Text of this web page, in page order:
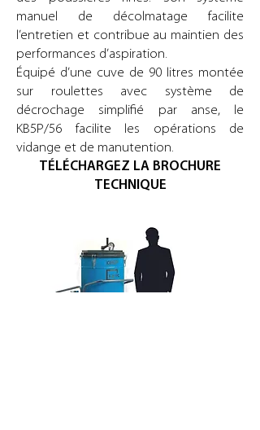
manuel de décolmatage facilite
l’entretien et contribue au maintien des
performances d’aspiration.
Équipé d’une cuve de 90 litres montée
sur roulettes avec système de
décrochage simplifié par anse, le
KB5P/56 facilite les opérations de
vidange et de manutention.
TÉLÉCHARGEZ LA BROCHURE
TECHNIQUE